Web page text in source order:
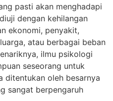
pasti akan menghadapi
dengan kehilangan
ekonomi, penyakit,
atau berbagai beban
ilmu psikologi
seseorang untuk
ditentukan oleh besarnya
sangat berpengaruh